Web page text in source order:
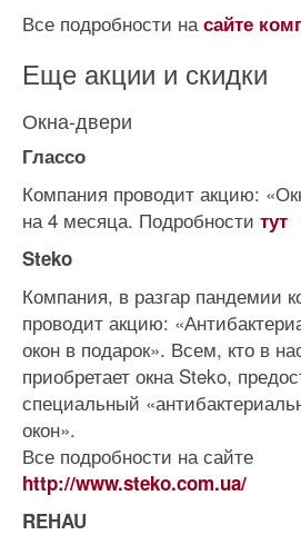
Все подробности насайте
Еще акции и скидки
Окна-двери
Глассо
Компания проводит акцию:
на 4 месяца. Подробности тут
Steko
Компания, в разгар пандемии
проводит акцию:
окон в подарок». Всем, кто в
приобретает окна Steko,
специальный
окон».
Все подробности на сайте
http://www.steko.com.ua/
REHAU